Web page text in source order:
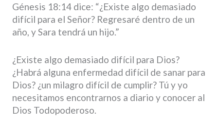
Génesis 18:14 dice: “¿Existe algo demasiado
difícil para el Señor? Regresaré dentro de un
año, y Sara tendrá un hijo.”
¿Existe algo demasiado difícil para Dios?
¿Habrá alguna enfermedad difícil de sanar para
Dios? ¿un milagro difícil de cumplir? Tú y yo
necesitamos encontrarnos a diario y conocer al
Dios Todopoderoso.